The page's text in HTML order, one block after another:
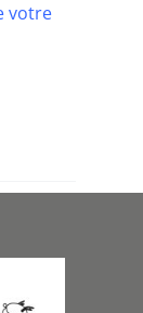
votre